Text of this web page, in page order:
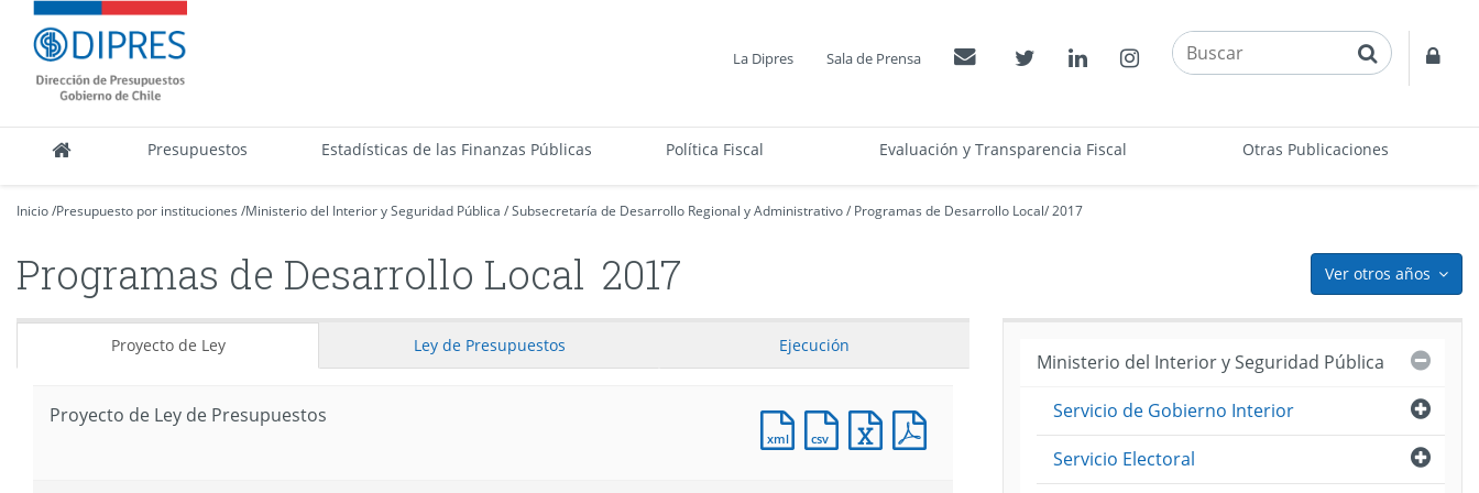
Contenido
principalDIPRES
-
Dirección
de
Presupuestos Estadísticas de las Finanzas Públicas Política Fiscal Evaluación y Transparencia Fiscal Otras Publicaciones
La Dipres Sala de Prensa Contactos Twitter LinkedinInstagram buscar
Inicio/Presupuesto por instituciones /Ministerio del Interior y Seguridad Pública /Subsecretaría de Desarrollo Regional y Administrativo/ Programas de Desarrollo Local/2017
Ver otros años
Programas de Desarrollo Local 2017
Proyecto de Ley Ley de Presupuestos Ejecución
Proyecto de Ley de Presupuestos
Documento
XML
Documento
CSV
Documento
Excel
Ministerio del Interior y Seguridad Pública
Abrir
Servicio de Gobierno Interior
Abrir
Servicio Electoral